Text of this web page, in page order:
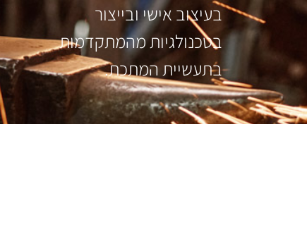
בעיצוב אישי ובייצור
בטכנולגיות מהמתקדמות
בתעשיית המתכת.